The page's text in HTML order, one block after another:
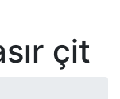
çit